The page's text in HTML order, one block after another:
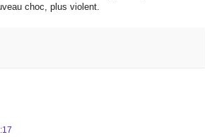
choc, plus violent.